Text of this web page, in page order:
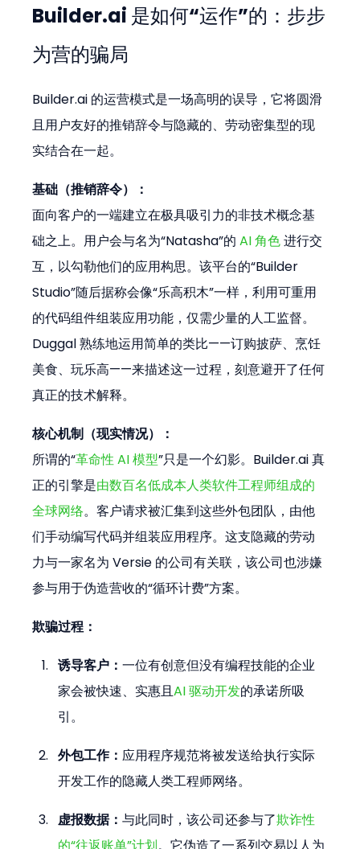
Builder.ai 是如何“运作”的：步步
为营的骗局
Builder.ai 的运营模式是一场高明的误导，它将圆滑
且用户友好的推销辞令与隐藏的、劳动密集型的现
实结合在一起。
基础（推销辞令）：
面向客户的一端建立在极具吸引力的非技术概念基
础之上。用户会与名为“Natasha”的 AI 角色 进行交
互，以勾勒他们的应用构思。该平台的“Builder
Studio”随后据称会像“乐高积木”一样，利用可重用
的代码组件组装应用功能，仅需少量的人工监督。
Duggal 熟练地运用简单的类比——订购披萨、烹饪
美食、玩乐高——来描述这一过程，刻意避开了任何
真正的技术解释。
核心机制（现实情况）：
所谓的“革命性 AI 模型”只是一个幻影。Builder.ai 真
正的引擎是由数百名低成本人类软件工程师组成的
全球网络。客户请求被汇集到这些外包团队，由他
们手动编写代码并组装应用程序。这支隐藏的劳动
力与一家名为 Versie 的公司有关联，该公司也涉嫌
参与用于伪造营收的“循环计费”方案。
欺骗过程：
诱导客户：一位有创意但没有编程技能的企业
家会被快速、实惠且AI 驱动开发的承诺所吸
引。
外包工作：应用程序规范将被发送给执行实际
开发工作的隐藏人类工程师网络。
虚报数据：与此同时，该公司还参与了欺诈性
的“往返账单”计划。它伪造了一系列交易以人为